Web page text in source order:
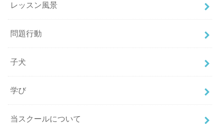
レッスン風景
問題行動
子犬
学び
当スクールについて